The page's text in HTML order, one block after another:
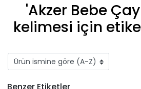
'Akzer Bebe
kelimesi için